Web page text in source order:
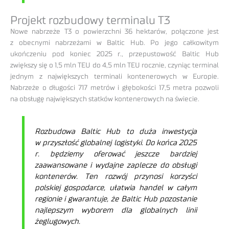
Projekt rozbudowy terminalu T3
Nowe nabrzeże T3 o powierzchni 36 hektarów, połączone jest
z obecnymi nabrzeżami w Baltic Hub. Po jego całkowitym
ukończeniu pod koniec 2025 r., przepustowość Baltic Hub
zwiększy się o 1,5 mln TEU do 4,5 mln TEU rocznie, czyniąc terminal
jednym z największych terminali kontenerowych w Europie.
Nabrzeże o długości 717 metrów i głębokości 17,5 metra pozwoli
na obsługę największych statków kontenerowych na świecie.
Rozbudowa Baltic Hub to duża inwestycja
w przyszłość globalnej logistyki. Do końca 2025
r. będziemy oferować jeszcze bardziej
zaawansowane i wydajne zaplecze do obsługi
kontenerów. Ten rozwój przynosi korzyści
polskiej gospodarce, ułatwia handel w całym
regionie i gwarantuje, że Baltic Hub pozostanie
najlepszym wyborem dla globalnych linii
żeglugowych.